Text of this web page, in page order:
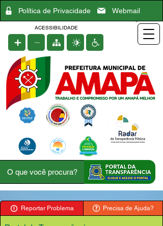
Política de Privacidade Webmail
ACESSIBILIDADE
Reportar Problema Precisa de Ajuda?